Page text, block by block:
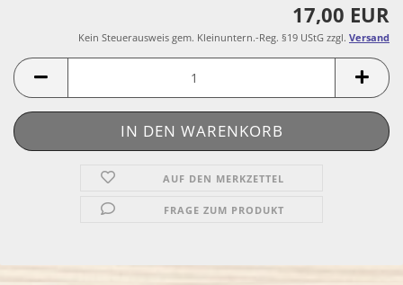
17,00 EUR
Kein Steuerausweis gem. Kleinuntern.-Reg. §19 UStG zzgl. Versand
AUF DEN MERKZETTEL
FRAGE ZUM PRODUKT